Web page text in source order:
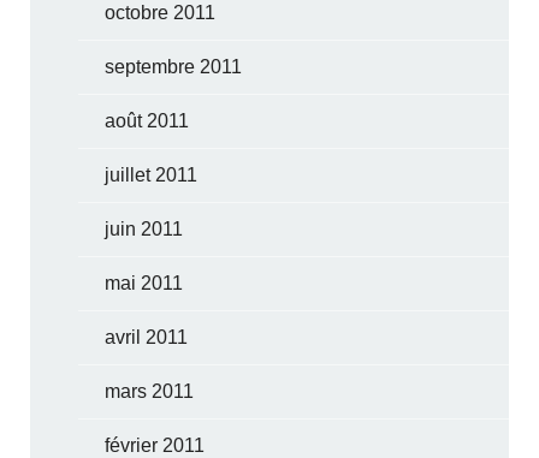
octobre 2011
septembre 2011
août 2011
juillet 2011
juin 2011
mai 2011
avril 2011
mars 2011
février 2011